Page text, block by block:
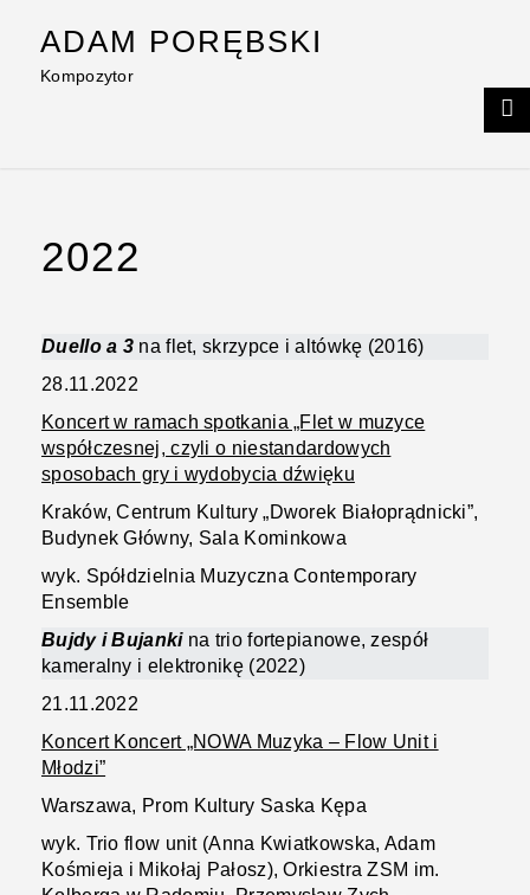
ADAM PORĘBSKI
Kompozytor
2022
Duello a 3 na flet, skrzypce i altówkę (2016)
28.11.2022
Koncert w ramach spotkania „Flet w muzyce
współczesnej, czyli o niestandardowych
sposobach gry i wydobycia dźwięku
Kraków, Centrum Kultury „Dworek Białoprądnicki”,
Budynek Główny, Sala Kominkowa
wyk. Spółdzielnia Muzyczna Contemporary
Ensemble
Bujdy i Bujanki na trio fortepianowe, zespół
kameralny i elektronikę (2022)
21.11.2022
Koncert Koncert „NOWA Muzyka – Flow Unit i
Młodzi”
Warszawa, Prom Kultury Saska Kępa
wyk. Trio flow unit (Anna Kwiatkowska, Adam
Kośmieja i Mikołaj Pałosz), Orkiestra ZSM im.